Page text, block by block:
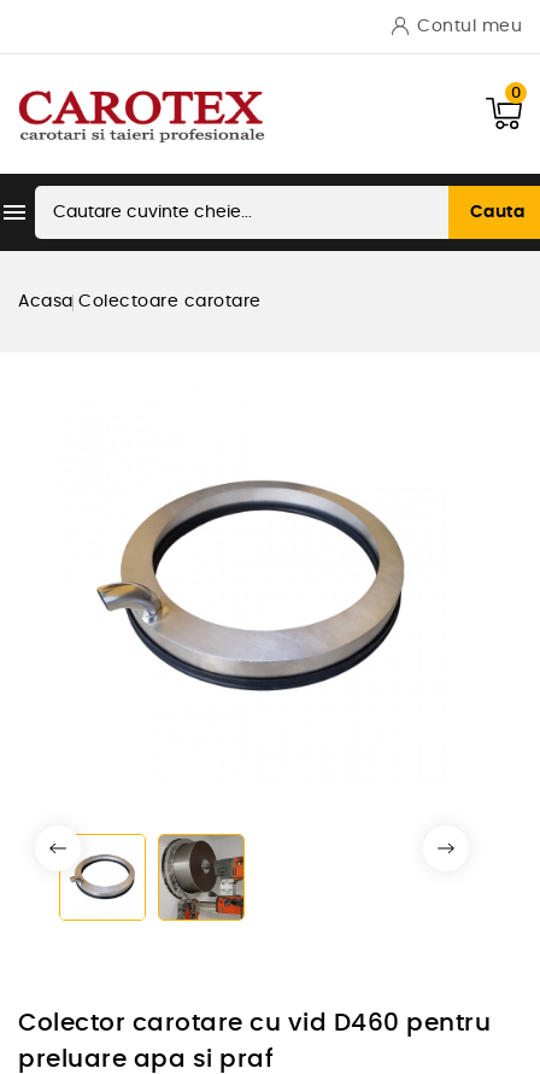
Contul meu
0
 Cauta
Acasa Colectoare carotare
Colector carotare cu vid D460 pentru
preluare apa si praf